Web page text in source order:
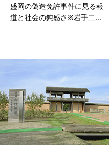
盛岡の偽造免許事件に見る報
道と社会の鈍感さ※岩手二...